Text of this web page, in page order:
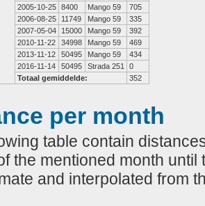
2005-10-25 8400 Mango 59
705
2006-08-25
11749 Mango 59
335
2007-05-04
15000 Mango 59
392
2010-11-22
34998 Mango 59
469
2013-11-12
50495 Mango 59
434
2016-11-14
50495 Strada 251
0
Totaal gemiddelde:
352
per month
table contain
the mentioned month
and interpolated from